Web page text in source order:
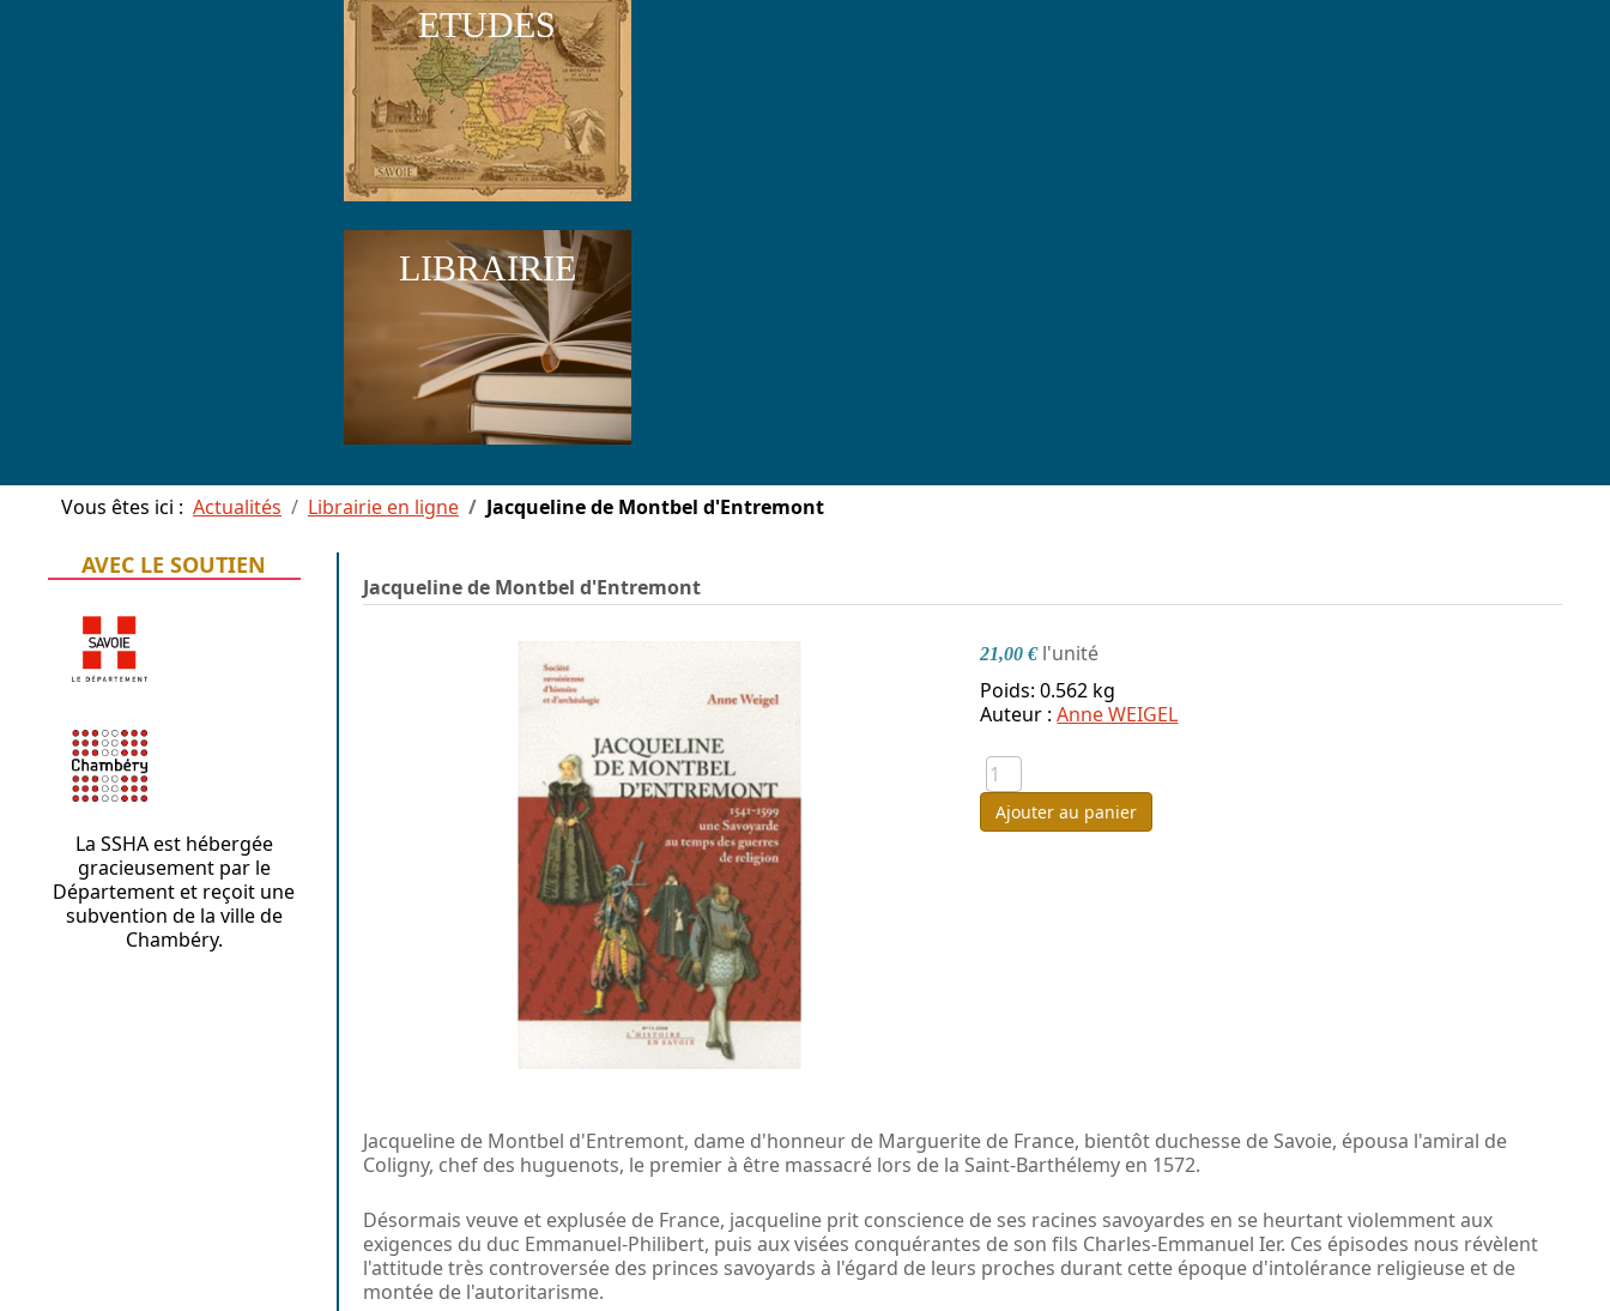
ETUDES
LIBRAIRIE
Vous êtes ici : Actualités Librairie en ligne Jacqueline de Montbel d'Entremont
AVEC LE SOUTIEN
La SSHA est hébergée
gracieusement par le
Département et reçoit une
subvention de la ville de
Chambéry.
Jacqueline de Montbel d'Entremont
21,00 € l'unité
Poids: 0.562 kg
Auteur :Anne WEIGEL
Ajouter au panier
Jacqueline de Montbel d'Entremont, dame d'honneur de Marguerite de France, bientôt duchesse de Savoie, épousa l'amiral de
Coligny, chef des huguenots, le premier à être massacré lors de la Saint-Barthélemy en 1572.
Désormais veuve et explusée de France, jacqueline prit conscience de ses racines savoyardes en se heurtant violemment aux
exigences du duc Emmanuel-Philibert, puis aux visées conquérantes de son fils Charles-Emmanuel Ier. Ces épisodes nous révèlent
l'attitude très controversée des princes savoyards à l'égard de leurs proches durant cette époque d'intolérance religieuse et de
montée de l'autoritarisme.